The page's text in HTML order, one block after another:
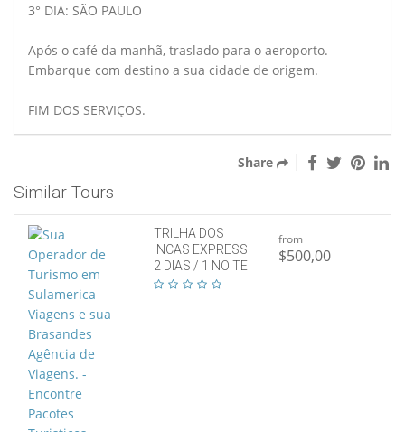
3° DIA: SÃO PAULO
Após o café da manhã, traslado para o aeroporto.
Embarque com destino a sua cidade de origem.
FIM DOS SERVIÇOS.
Share
Similar Tours
TRILHA DOS
INCAS EXPRESS
2 DIAS / 1 NOITE
from
$500,00